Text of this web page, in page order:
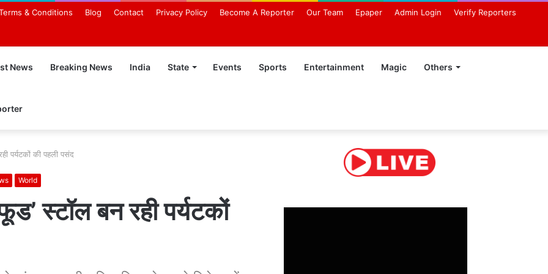
& Conditions Blog Contact Privacy Policy Become A Reporter Our Team Epaper Admin Login Verify Reporters
News Breaking News India State Events Sports Entertainment Magic Others
पर्यटकों की पहली पसंद
World
स्टॉल बन रही पर्यटकों